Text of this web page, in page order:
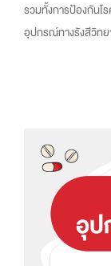
รวมทั้งการป้องกันโ
อุปกรณ์ทางรังสีวิทย